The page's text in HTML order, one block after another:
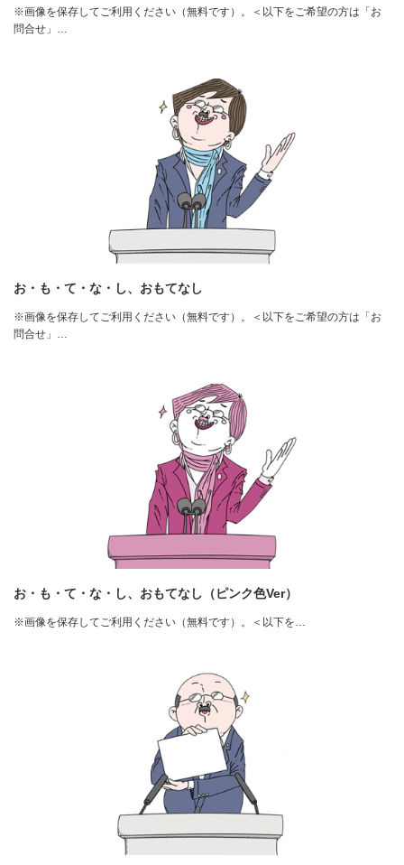
※画像を保存してご利用ください（無料です）。＜以下をご希望の方は「お
問合せ」…
お・も・て・な・し、おもてなし
※画像を保存してご利用ください（無料です）。＜以下をご希望の方は「お
問合せ」…
お・も・て・な・し、おもてなし（ピンク色Ver）
※画像を保存してご利用ください（無料です）。＜以下を…